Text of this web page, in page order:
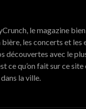
le magazine
bière, les concerts et les
découvertes avec le
ce qu’on fait sur ce
la ville.